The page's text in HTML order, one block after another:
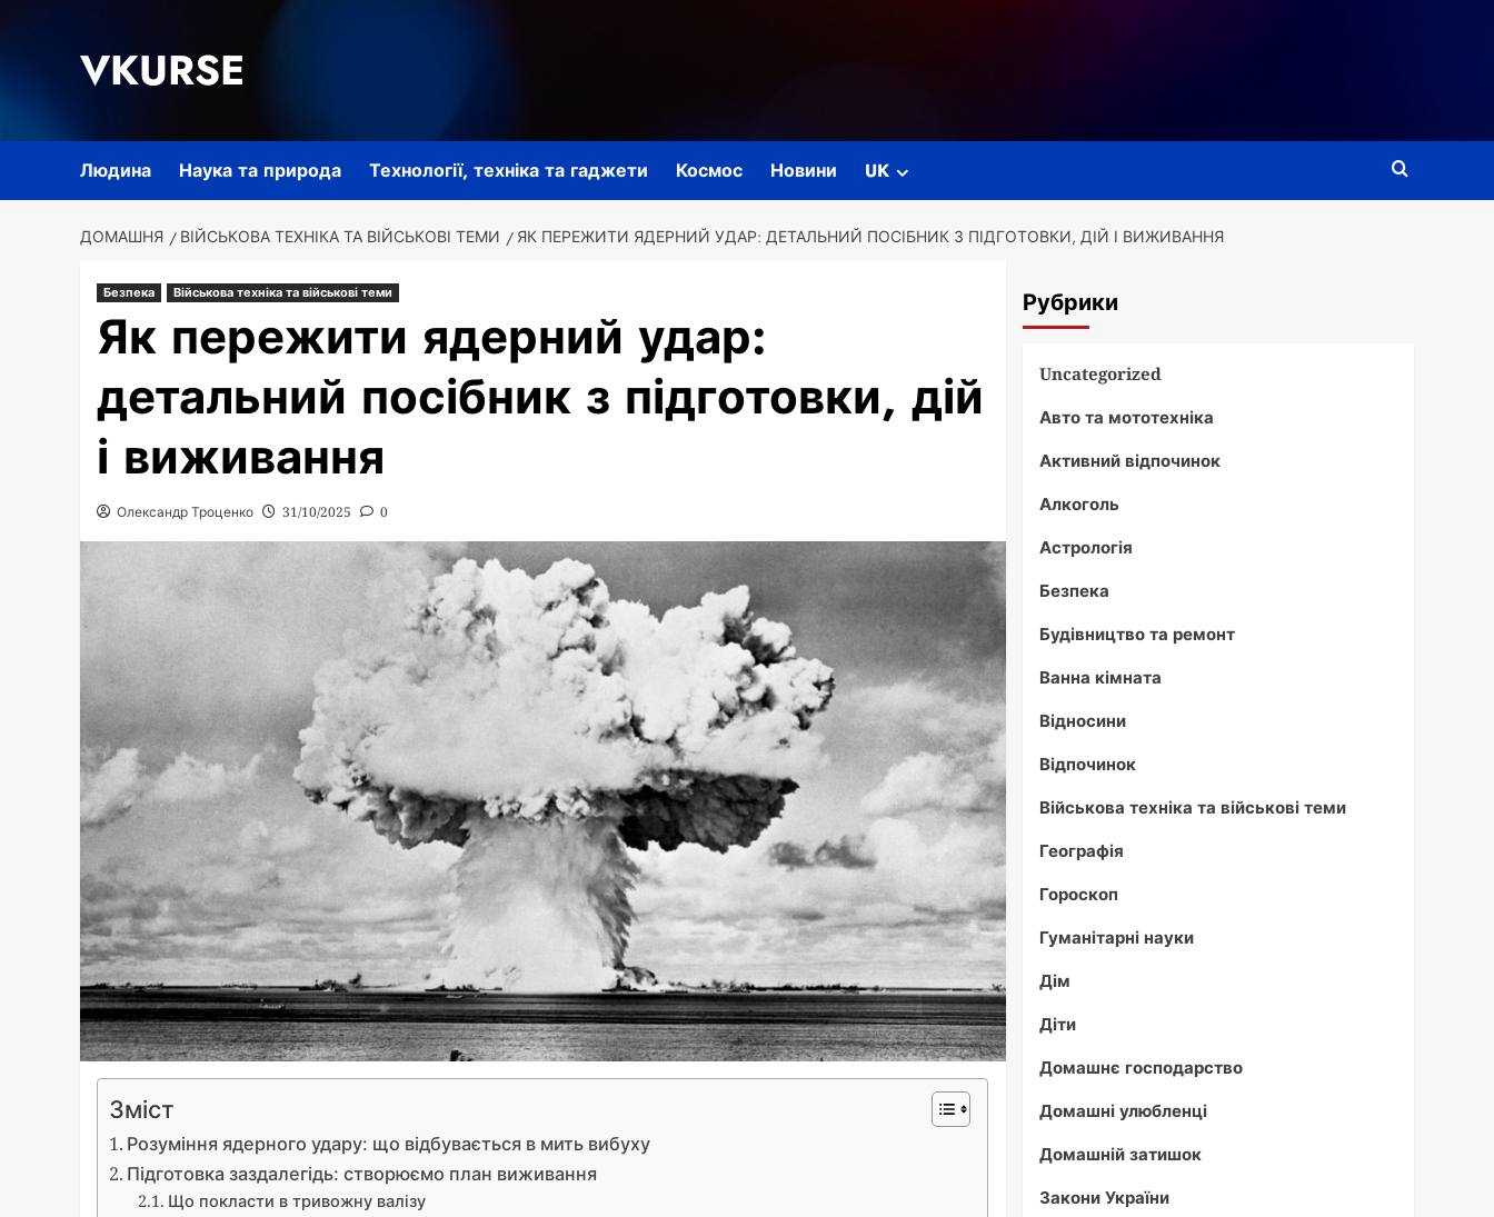
VKURSE
Людина Наука та природа Технології, техніка та гаджети Космос Новини UK
ДОМАШНЯ ВІЙСЬКОВА ТЕХНІКА ТА ВІЙСЬКОВІ ТЕМИ ЯК ПЕРЕЖИТИ ЯДЕРНИЙ УДАР: ДЕТАЛЬНИЙ ПОСІБНИК З ПІДГОТОВКИ, ДІЙ І ВИЖИВАННЯ
Безпека Військова техніка та військові теми
Як пережити ядерний удар:
детальний посібник з підготовки, дій
і виживання
Олександр Троценко 31/10/2025 0
Зміст
Розуміння ядерного удару: що відбувається в мить вибуху
Підготовка заздалегідь: створюємо план виживання
Що покласти в тривожну валізу
Рубрики
Uncategorized
Авто та мототехніка
Активний відпочинок
Алкоголь
Астрологія
Безпека
Будівництво та ремонт
Ванна кімната
Відносини
Відпочинок
Військова техніка та військові теми
Географія
Гороскоп
Гуманітарні науки
Дім
Діти
Домашнє господарство
Домашні улюбленці
Домашній затишок
Закони України